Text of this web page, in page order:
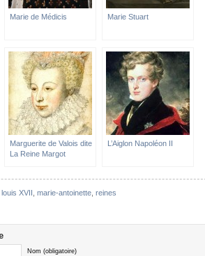
Marie de Médicis Marie Stuart
Marguerite de Valois dite
La Reine Margot
L’Aiglon Napoléon II
louis XVII marie-antoinette reines
Nom (obligatoire)